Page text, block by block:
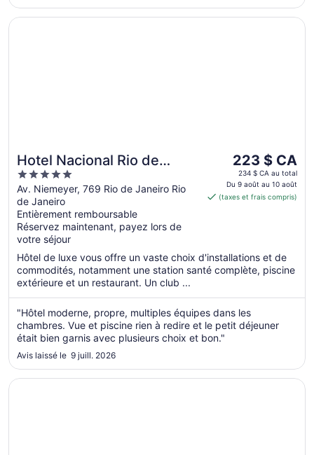
était ..."
Hotel Nacional Rio de
Janeiro OFICIAL
5
out
of
5
Av. Niemeyer, 769 Rio de Janeiro Rio
de Janeiro
Entièrement remboursable
Réservez maintenant, payez lors de
votre séjour
Le
prix
est
de 223 $ CA
août
au 10
223 $ CA
234 $ CA au total
Du 9 août au 10 août
(taxes et frais compris)
Hôtel de luxe vous offre un vaste choix d'installations et de
commodités, notamment une station santé complète, piscine
extérieure et un restaurant. Un club ...
"Hôtel moderne, propre, multiples équipes dans les
chambres. Vue et piscine rien à redire et le petit déjeuner
était bien garnis avec plusieurs choix et bon."
Avis laissé le 9 juill. 2026
S’ouvre dans une nouvelle fenêtre
Hotel Nacional Rio de Janeiro OFICIAL
S’ouvre dans une nouvelle fenêtre
Othon Palace Copacabana Rio